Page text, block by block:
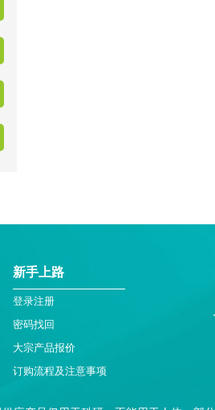
新手上路
登录注册
密码找回
大宗产品报价
订购流程及注意事项